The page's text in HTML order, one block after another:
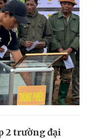
2 trường đại